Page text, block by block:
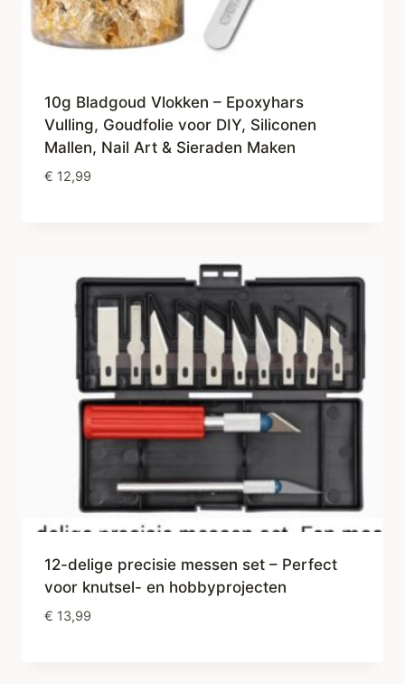
10g Bladgoud Vlokken – Epoxyhars
Vulling, Goudfolie voor DIY, Siliconen
Mallen, Nail Art & Sieraden Maken
€ 12,99
12-delige precisie messen set – Perfect
voor knutsel- en hobbyprojecten
€ 13,99